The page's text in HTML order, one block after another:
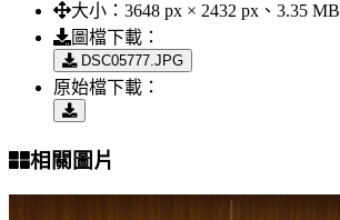
大小： 3648 px × 2432 px、3.35 MB
圖檔下載：
DSC05777.JPG
原始檔下載：
相關圖片